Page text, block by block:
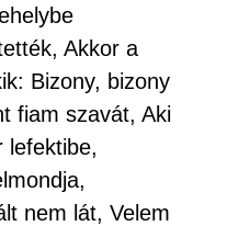
Akkor a
Bizony, bizony
fiam szavát, Aki
lefektibe,
nem lát, Velem